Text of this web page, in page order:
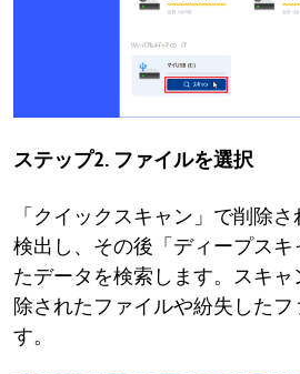
ステップ2. ファイルを選択
「クイックスキャン」で削除
検出し、その後「ディープス
たデータを検索します。スキ
除されたファイルや紛失したフ
す。